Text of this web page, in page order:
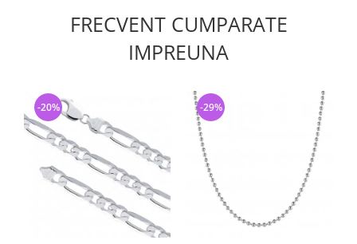
FRECVENT CUMPARATE
IMPREUNA
-20% -29%